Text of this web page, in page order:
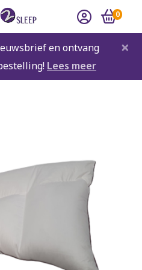
0
en ontvang
Lees meer
×